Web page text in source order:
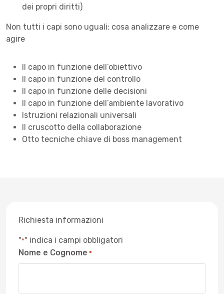
dei propri diritti)
Non tutti i capi sono uguali: cosa analizzare e come
agire
Il capo in funzione dell’obiettivo
Il capo in funzione del controllo
Il capo in funzione delle decisioni
Il capo in funzione dell’ambiente lavorativo
Istruzioni relazionali universali
Il cruscotto della collaborazione
Otto tecniche chiave di boss management
Richiesta informazioni
"*" indica i campi obbligatori
Nome e Cognome *